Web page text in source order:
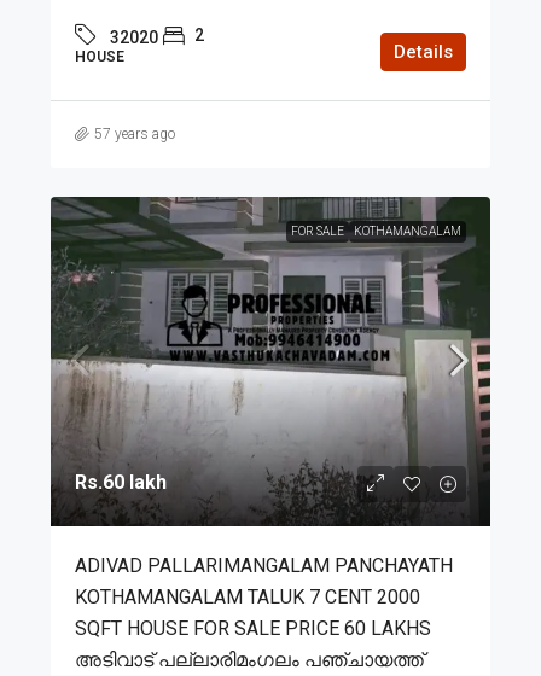
32020 2
HOUSE Details
57 years ago
FOR SALE KOTHAMANGALAM
Rs.60 lakh
ADIVAD PALLARIMANGALAM PANCHAYATH
KOTHAMANGALAM TALUK 7 CENT 2000
SQFT HOUSE FOR SALE PRICE 60 LAKHS
അടിവാട് പല്ലാരിമംഗലം പഞ്ചായത്ത്